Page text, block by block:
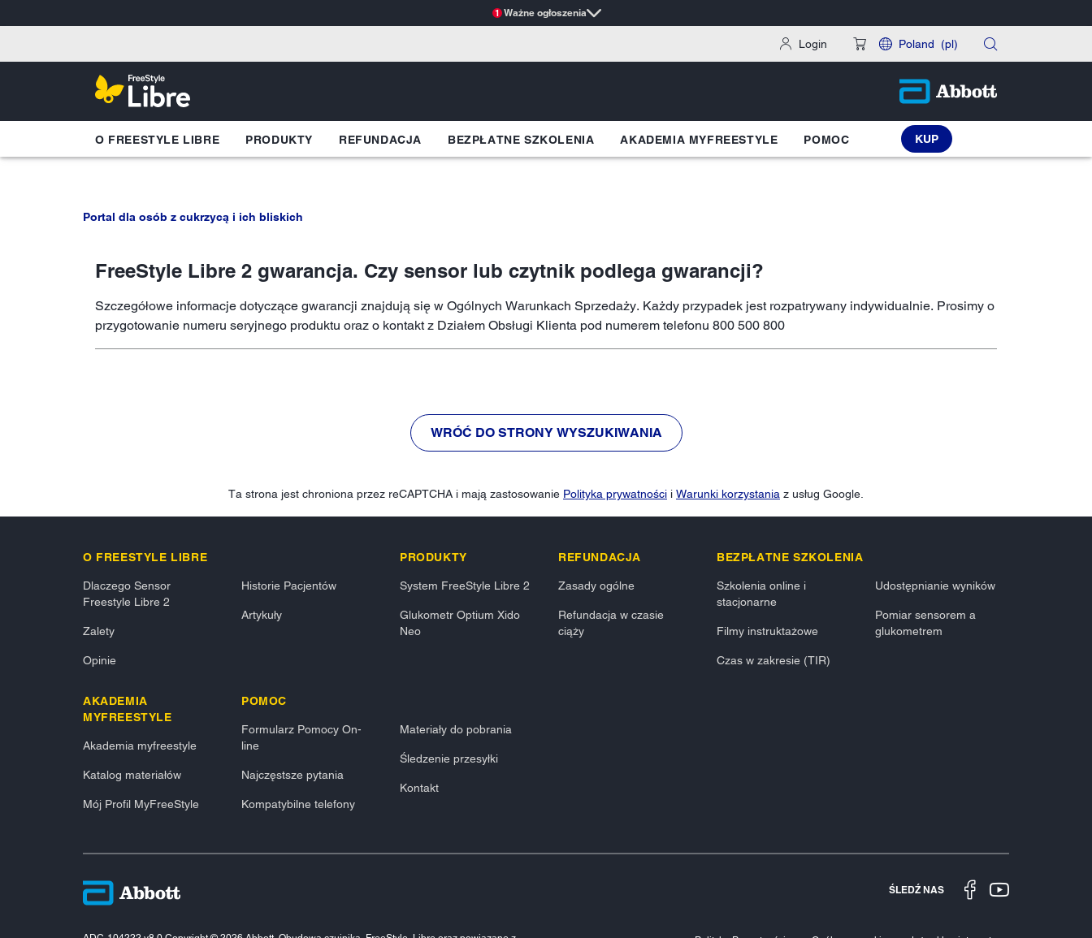
1 Ważne ogłoszenia
Login Poland (pl)
O FREESTYLE LIBRE PRODUKTY REFUNDACJA BEZPŁATNE SZKOLENIA AKADEMIA MYFREESTYLE POMOC KUP
Portal dla osób z cukrzycą i ich bliskich
FreeStyle Libre 2 gwarancja. Czy sensor lub czytnik podlega gwarancji?
Szczegółowe informacje dotyczące gwarancji znajdują się w Ogólnych Warunkach Sprzedaży. Każdy przypadek jest rozpatrywany indywidualnie. Prosimy o
przygotowanie numeru seryjnego produktu oraz o kontakt z Działem Obsługi Klienta pod numerem telefonu 800 500 800
WRÓĆ DO STRONY WYSZUKIWANIA
Ta strona jest chroniona przez reCAPTCHA i mają zastosowanie Polityka prywatności i Warunki korzystania z usług Google.
O FREESTYLE LIBRE
Dlaczego Sensor
Freestyle Libre 2
Zalety
Opinie
Historie Pacjentów
Artykuły
PRODUKTY
System FreeStyle Libre 2
Glukometr Optium Xido
Neo
REFUNDACJA
Zasady ogólne
Refundacja w czasie
ciąży
BEZPŁATNE SZKOLENIA
Szkolenia online i
stacjonarne
Filmy instruktażowe
Czas w zakresie (TIR)
Udostępnianie wyników
Pomiar sensorem a
glukometrem
AKADEMIA
MYFREESTYLE
Akademia myfreestyle
Katalog materiałów
Mój Profil MyFreeStyle
POMOC
Formularz Pomocy On-
line
Najczęstsze pytania
Kompatybilne telefony
Materiały do pobrania
Śledzenie przesyłki
Kontakt
ŚLEDŹ NAS